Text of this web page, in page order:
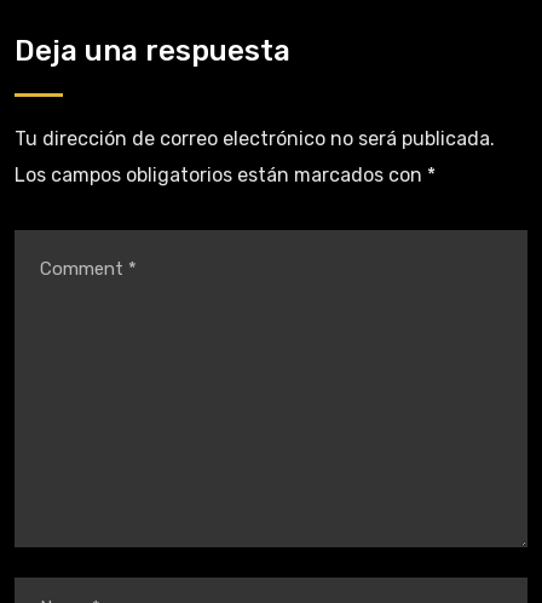
Deja una respuesta
Tu dirección de correo electrónico no será publicada.
Los campos obligatorios están marcados con *